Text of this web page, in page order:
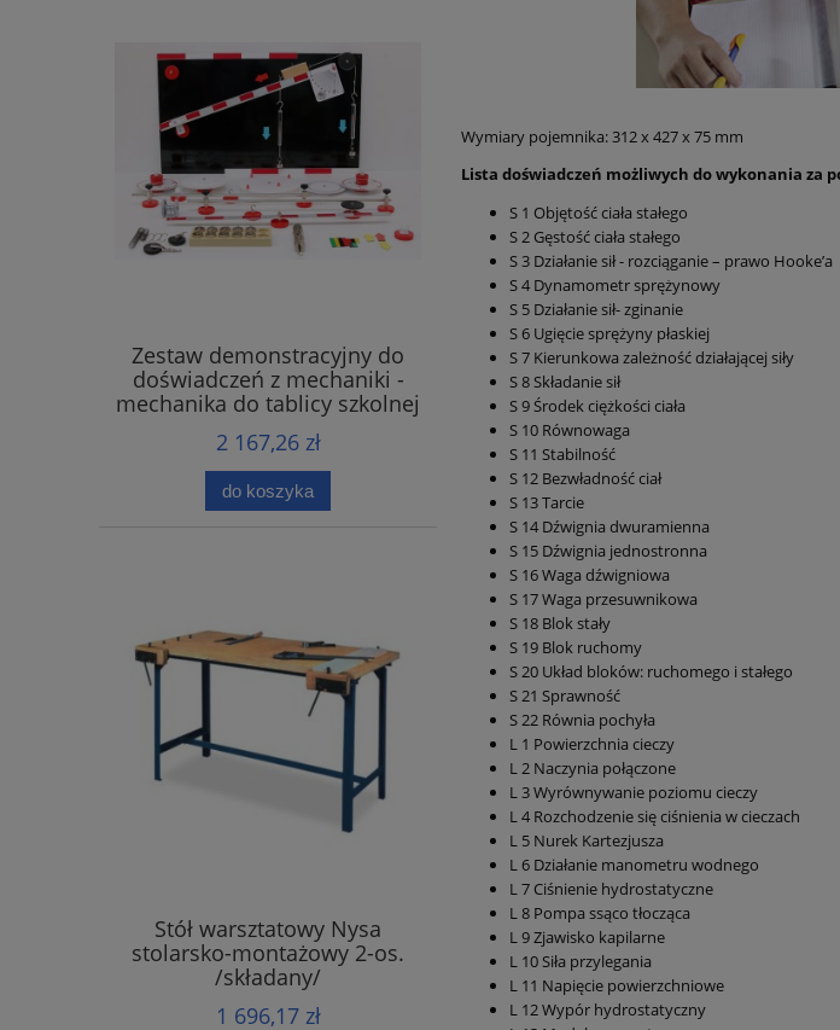
Zestaw demonstracyjny do
doświadczeń z mechaniki -
mechanika do tablicy szkolnej
2 167,26 zł
do koszyka
Stół warsztatowy Nysa
stolarsko-montażowy 2-os.
/składany/
1 696,17 zł
Wymiary pojemnika: 312 x 427 x 75 mm
Lista doświadczeń możliwych do wykonania za
S 1 Objętość ciała stałego
S 2 Gęstość ciała stałego
S 3 Działanie sił - rozciąganie – prawo Hooke’a
S 4 Dynamometr sprężynowy
S 5 Działanie sił- zginanie
S 6 Ugięcie sprężyny płaskiej
S 7 Kierunkowa zależność działającej siły
S 8 Składanie sił
S 9 Środek ciężkości ciała
S 10 Równowaga
S 11 Stabilność
S 12 Bezwładność ciał
S 13 Tarcie
S 14 Dźwignia dwuramienna
S 15 Dźwignia jednostronna
S 16 Waga dźwigniowa
S 17 Waga przesuwnikowa
S 18 Blok stały
S 19 Blok ruchomy
S 20 Układ bloków: ruchomego i stałego
S 21 Sprawność
S 22 Równia pochyła
L 1 Powierzchnia cieczy
L 2 Naczynia połączone
L 3 Wyrównywanie poziomu cieczy
L 4 Rozchodzenie się ciśnienia w cieczach
L 5 Nurek Kartezjusza
L 6 Działanie manometru wodnego
L 7 Ciśnienie hydrostatyczne
L 8 Pompa ssąco tłocząca
L 9 Zjawisko kapilarne
L 10 Siła przylegania
L 11 Napięcie powierzchniowe
L 12 Wypór hydrostatyczny